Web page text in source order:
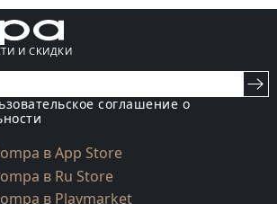
И СКИДКИ
соглашение о